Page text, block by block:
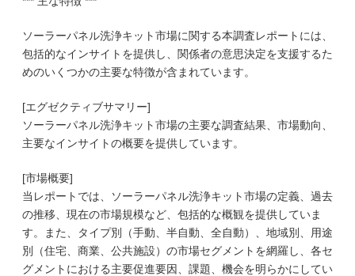
ソーラーパネル洗浄キット市場に関する本調査レポートには、
包括的なインサイトを提供し、関係者の意思決定を支援するた
めのいくつかの主要な特徴が含まれています。
[エグゼクティブサマリー]
ソーラーパネル洗浄キット市場の主要な調査結果、市場動向、
主要なインサイトの概要を提供しています。
[市場概要]
当レポートでは、ソーラーパネル洗浄キット市場の定義、過去
の推移、現在の市場規模など、包括的な概観を提供していま
す。また、タイプ別（手動、半自動、全自動）、地域別、用途
別（住宅、商業、公共施設）の市場セグメントを網羅し、各セ
グメントにおける主要促進要因、課題、機会を明らかにしてい